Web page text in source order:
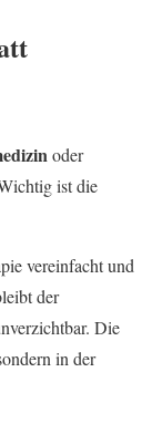
oder
ist die
vereinfacht und
der
Die
in der